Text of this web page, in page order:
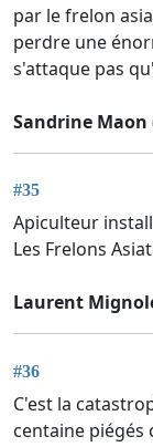
par le frelon
perdre une
s'attaque pas
Sandrine Maon
#35
Apiculteur
Les Frelons
Laurent
#36
C'est la
centaine piégés